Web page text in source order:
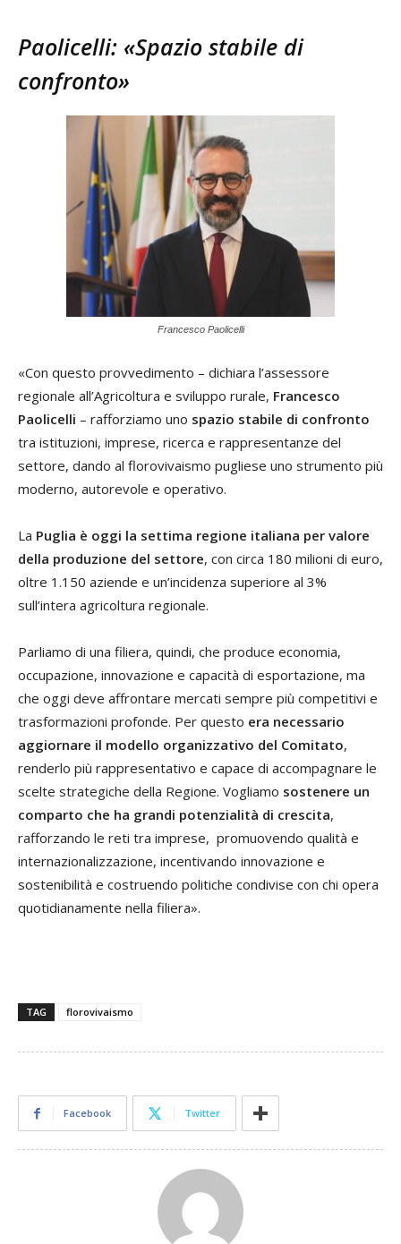
Paolicelli: «Spazio stabile di
confronto»
Francesco Paolicelli
«Con questo provvedimento – dichiara l’assessore
regionale all’Agricoltura e sviluppo rurale, Francesco
Paolicelli – rafforziamo uno spazio stabile di confronto
tra istituzioni, imprese, ricerca e rappresentanze del
settore, dando al florovivaismo pugliese uno strumento più
moderno, autorevole e operativo.
La Puglia è oggi la settima regione italiana per valore
della produzione del settore, con circa 180 milioni di euro,
oltre 1.150 aziende e un’incidenza superiore al 3%
sull’intera agricoltura regionale.
Parliamo di una filiera, quindi, che produce economia,
occupazione, innovazione e capacità di esportazione, ma
che oggi deve affrontare mercati sempre più competitivi e
trasformazioni profonde. Per questo era necessario
aggiornare il modello organizzativo del Comitato,
renderlo più rappresentativo e capace di accompagnare le
scelte strategiche della Regione. Vogliamo sostenere un
comparto che ha grandi potenzialità di crescita,
rafforzando le reti tra imprese, promuovendo qualità e
internazionalizzazione, incentivando innovazione e
sostenibilità e costruendo politiche condivise con chi opera
quotidianamente nella filiera».
TAG florovivaismo
Facebook Twitter